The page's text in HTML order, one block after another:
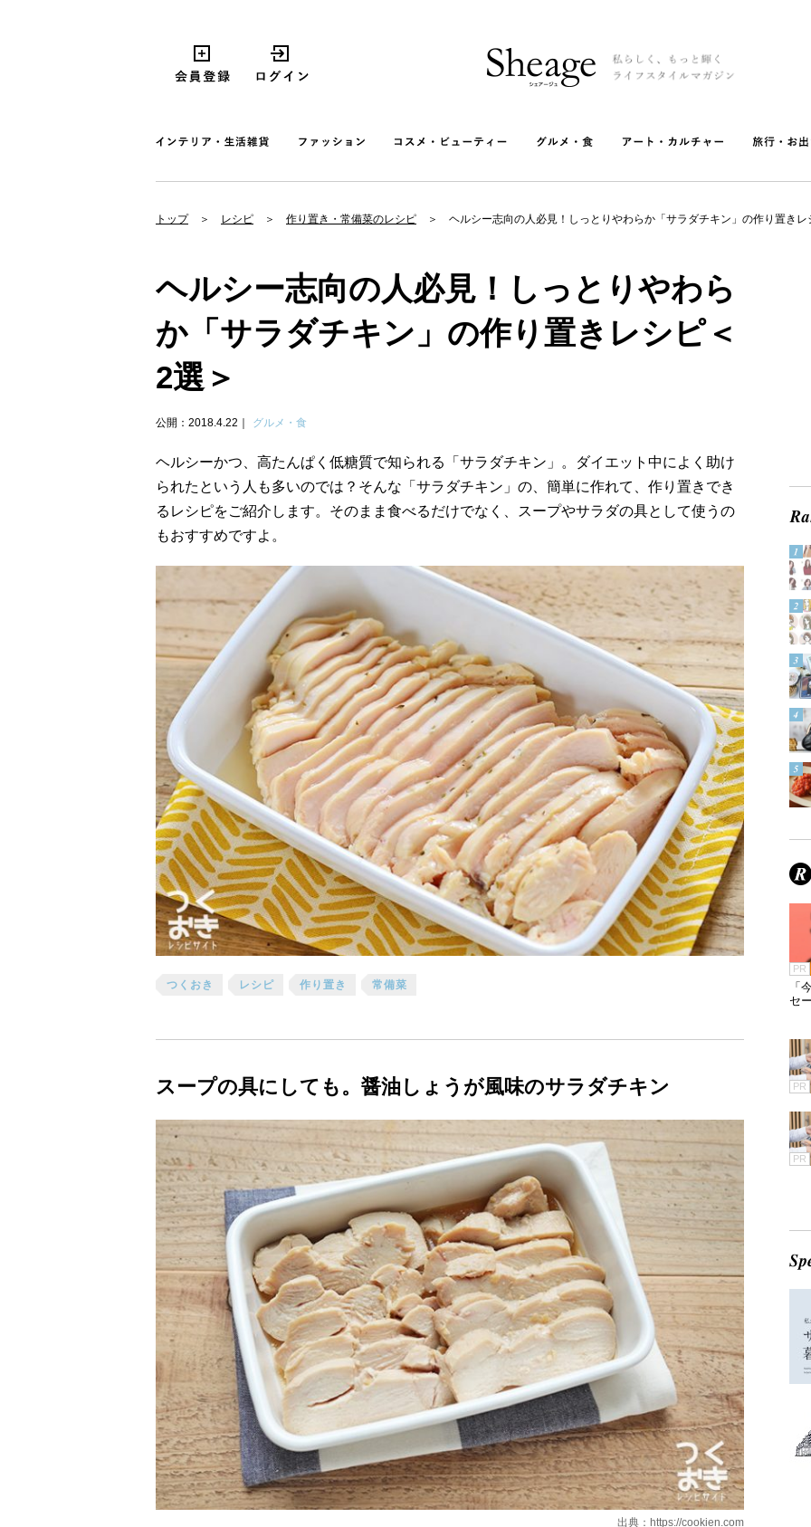
トップ レシピ 作り置き・常備菜のレシピ ヘルシー志向の人必見！しっとりやわらか「サラダチキン」の作り置きレ
ヘルシー志向の人必見！しっとりやわら
か「サラダチキン」の作り置きレシピ＜
2選＞
公開：2018.4.22 グルメ・食
ヘルシーかつ、高たんぱく低糖質で知られる「サラダチキン」。ダイエット中によく助け
られたという人も多いのでは？そんな「サラダチキン」の、簡単に作れて、作り置きでき
るレシピをご紹介します。そのまま食べるだけでなく、スープやサラダの具として使うの
もおすすめですよ。
つくおき レシピ 作り置き 常備菜
スープの具にしても。醤油しょうが風味のサラダチキン
出典： https://cookien.com
PR
「
セ
PR
PR